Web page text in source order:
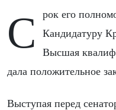
Срок его полномочий составит шесть лет.
Кандидатуру
Высшая
дала положительное
Выступая перед